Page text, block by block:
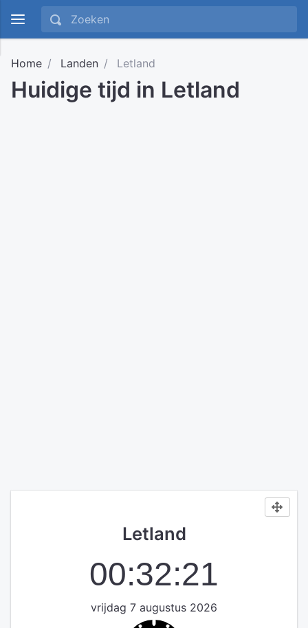
Home Landen Letland
Huidige tijd in Letland
Letland
00:32:21
vrijdag 7 augustus 2026